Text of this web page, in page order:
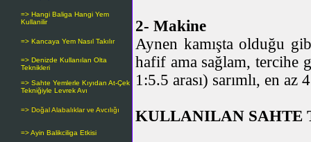
=> Hangi Baliga Hangi Yem
Kullanilir
=> Kancaya Yem Nasıl Takılır
=> Denizde Kullanılan Olta
Teknikleri
=> Sahte Yemlerle Kıyıdan At-Çek
Tekniğiyle Levrek Avı
=> Doğal Alabalıklar ve Avcılığı
=> Ayin Balikciliga Etkisi
2- Makine
Aynen kamışta olduğu
hafif ama sağlam, tercihe
1:5.5 arası) sarımlı, en
KULLANILAN SAHTE